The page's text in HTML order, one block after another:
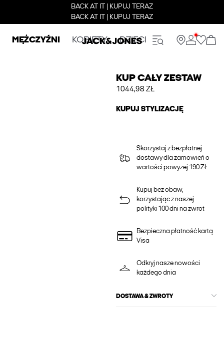
BACK AT IT | KUPUJ TERAZ
BACK AT IT | KUPUJ TERAZ
MĘŻCZYŹNI KOBIETY DZIECI
KUP CAŁY ZESTAW
1044,98 ZŁ
KUPUJ STYLIZACJĘ
Skorzystaj z bezpłatnej
dostawy dla zamowień o
wartości powyżej 190 ZŁ
Kupuj bez obaw,
korzystając z naszej
polityki 100 dni na zwrot
Bezpieczna płatność kartą
Visa
Odkryj nasze nowości
każdego dnia
DOSTAWA & ZWROTY